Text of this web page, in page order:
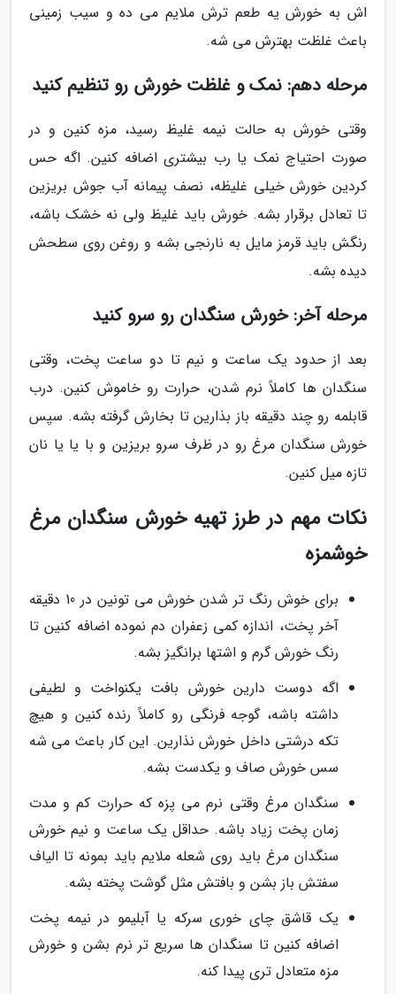
اش به خورش یه طعم ترش ملایم می ده و سیب زمینی
باعث غلظت بهترش می شه.
مرحله دهم: نمک و غلظت خورش رو تنظیم کنید
وقتی خورش به حالت نیمه غلیظ رسید، مزه کنین و در
صورت احتیاج نمک یا رب بیشتری اضافه کنین. اگه حس
کردین خورش خیلی غلیظه، نصف پیمانه آب جوش بریزین
تا تعادل برقرار بشه. خورش باید غلیظ ولی نه خشک باشه،
رنگش باید قرمز مایل به نارنجی بشه و روغن روی سطحش
دیده بشه.
مرحله آخر: خورش سنگدان رو سرو کنید
بعد از حدود یک ساعت و نیم تا دو ساعت پخت، وقتی
سنگدان ها کاملاً نرم شدن، حرارت رو خاموش کنین. درب
قابلمه رو چند دقیقه باز بذارین تا بخارش گرفته بشه. سپس
خورش سنگدان مرغ رو در ظرف سرو بریزین و با یا یا نان
تازه میل کنین.
نکات مهم در طرز تهیه خورش سنگدان مرغ
خوشمزه
برای خوش رنگ تر شدن خورش می تونین در 10 دقیقه
آخر پخت، اندازه کمی زعفران دم نموده اضافه کنین تا
رنگ خورش گرم و اشتها برانگیز بشه.
اگه دوست دارین خورش بافت یکنواخت و لطیفی
داشته باشه، گوجه فرنگی رو کاملاً رنده کنین و هیچ
تکه درشتی داخل خورش نذارین. این کار باعث می شه
سس خورش صاف و یکدست بشه.
سنگدان مرغ وقتی نرم می پزه که حرارت کم و مدت
زمان پخت زیاد باشه. حداقل یک ساعت و نیم خورش
سنگدان مرغ باید روی شعله ملایم باید بمونه تا الیاف
سفتش باز بشن و بافتش مثل گوشت پخته بشه.
یک قاشق چای خوری سرکه یا آبلیمو در نیمه پخت
اضافه کنین تا سنگدان ها سریع تر نرم بشن و خورش
مزه متعادل تری پیدا کنه.